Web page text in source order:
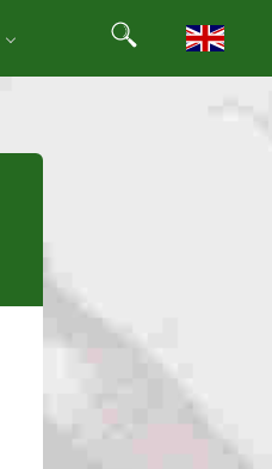
Search
Search for: